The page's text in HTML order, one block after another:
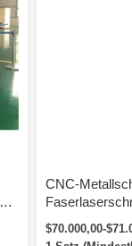
CNC-
Achsen-
4000W
$70.000,00-